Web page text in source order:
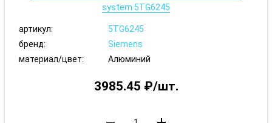
system 5TG6245
артикул:
5TG6245
бренд:
Siemens
материал/цвет:
Алюминий
3985.45 ₽/шт.